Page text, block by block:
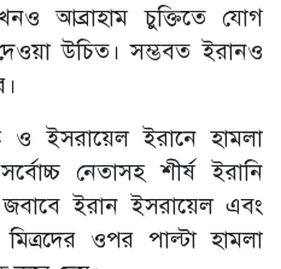
আব্রাহাম চুক্তিতে যোগ
উচিত। সম্ভবত ইরানও
ও ইসরায়েল ইরানে হামলা
নেতাসহ শীর্ষ ইরানি
ইরান ইসরায়েল এবং
ওপর পাল্টা হামলা